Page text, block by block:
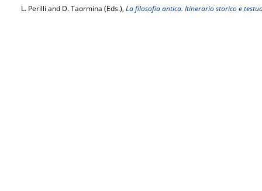
L. Perilli and D. Taormina (Eds.), La filosofia antica. Itinerario storico e